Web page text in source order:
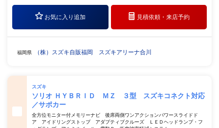
お気に入り追加 見積依頼・来店予約
福岡県 （株）スズキ自販福岡 スズキアリーナ合川
スズキ
ソリオ ＨＹＢＲＩＤ ＭＺ ３型 スズキコネクト対応
／サポカー
全方位モニター付メモリーナビ 後席両側ワンアクションパワースライドド
ア アイドリングストップ アダプティブクルーズ ＬＥＤヘッドランプ・フ